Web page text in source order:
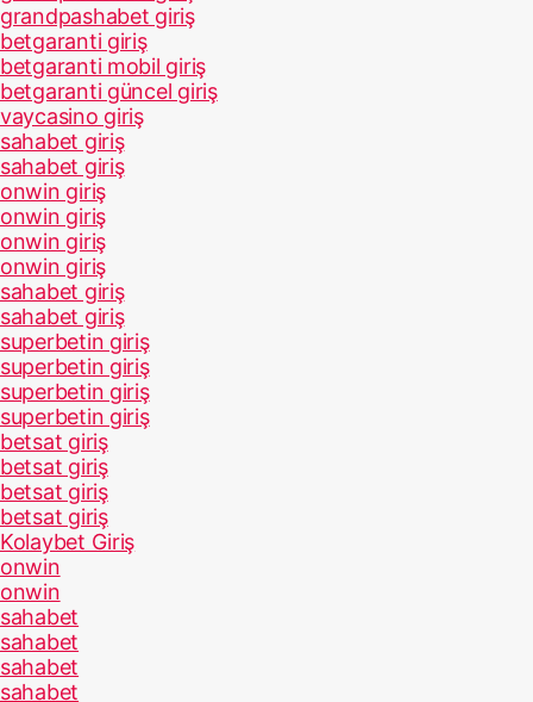
grandpashabet giriş
betgaranti giriş
betgaranti mobil giriş
betgaranti güncel giriş
vaycasino giriş
sahabet giriş
sahabet giriş
onwin giriş
onwin giriş
onwin giriş
onwin giriş
sahabet giriş
sahabet giriş
superbetin giriş
superbetin giriş
superbetin giriş
superbetin giriş
betsat giriş
betsat giriş
betsat giriş
betsat giriş
Kolaybet Giriş
onwin
onwin
sahabet
sahabet
sahabet
sahabet